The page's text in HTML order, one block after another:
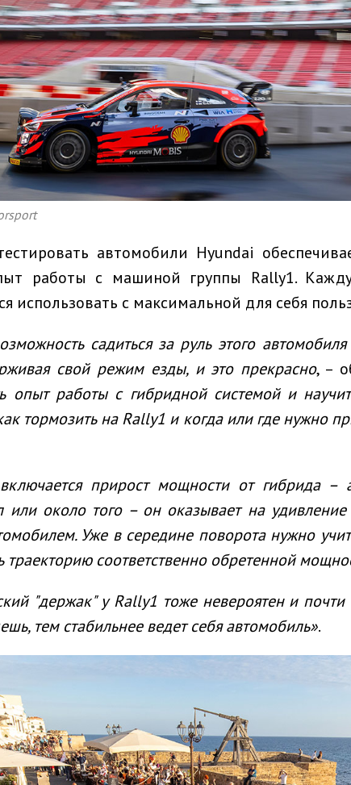
автомобили Hyundai
работы с машиной группы Rally1.
использовать с максимальной для себя
садиться за руль этого
свой режим езды, и это прекрасно, –
опыт работы с гибридной системой и
тормозить наRally1 и когда или где нужно
включается прирост мощности от гибрида –
или около того – он оказывает на
Уже в середине поворота нужно
траекторию соответственно обретенной
"держак" уRally1 тоже невероятен и почти
тем стабильнее ведет себя автомобиль».